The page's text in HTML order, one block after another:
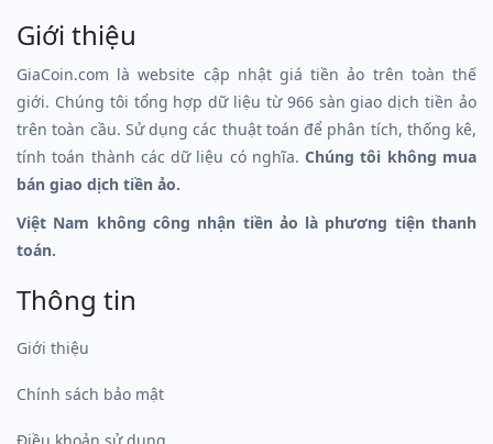
Giới thiệu
GiaCoin.com là website cập nhật giá tiền ảo trên toàn thế
giới. Chúng tôi tổng hợp dữ liệu từ 966 sàn giao dịch tiền ảo
trên toàn cầu. Sử dụng các thuật toán để phân tích, thống kê,
tính toán thành các dữ liệu có nghĩa.Chúng tôi không mua
bán giao dịch tiền ảo.
Việt Nam không công nhận tiền ảo là phương tiện thanh
toán.
Thông tin
Giới thiệu
Chính sách bảo mật